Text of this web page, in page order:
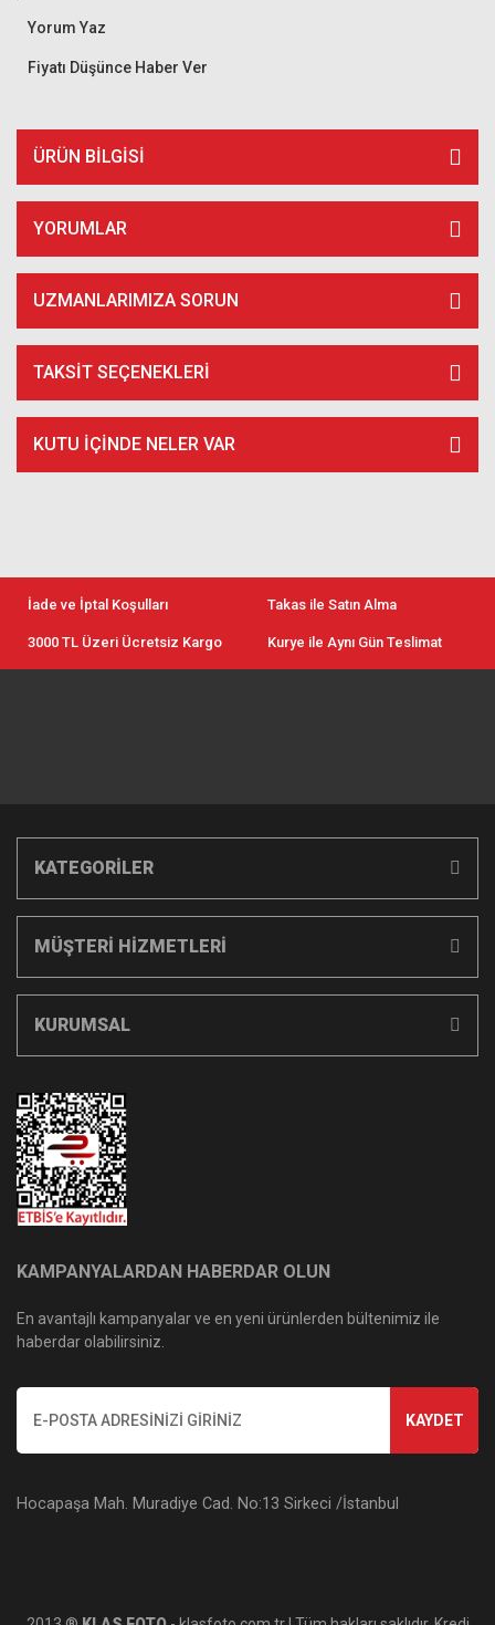
Yorum Yaz
Fiyatı Düşünce Haber Ver
ÜRÜN BILGISI
YORUMLAR
UZMANLARIMIZA SORUN
TAKSIT SEÇENEKLERI
KUTU İÇİNDE NELER VAR
İade ve İptal Koşulları Takas ile Satın Alma
3000 TL Üzeri Ücretsiz Kargo Kurye ile Aynı Gün Teslimat
KATEGORİLER
MÜŞTERİ HİZMETLERİ
KURUMSAL
KAMPANYALARDAN HABERDAR OLUN
En avantajlı kampanyalar ve en yeni ürünlerden bültenimiz ile
haberdar olabilirsiniz.
KAYDET
Hocapaşa Mah. Muradiye Cad. No:13 Sirkeci /İstanbul